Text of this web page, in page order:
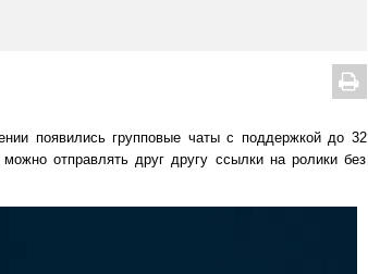
появились групповые чаты с поддержкой до 32
отправлять друг другу ссылки на ролики без